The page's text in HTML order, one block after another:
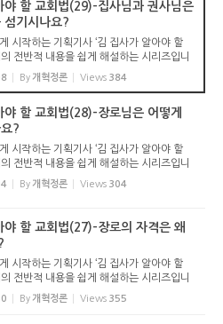
야 할 교회법(29)-집사님과 권사님은
섬기시나요?
시작하는 기획기사 ‘김 집사가 알아야 할
전반적 내용을 쉽게 해설하는 시리즈입니
께 진행하는 시리즈로서 여기에 싣는 것은
받았습니다. 글 내용은 기독교보에 실린
By 개혁정론 Views 384
야 할 교회법(28)-장로님은 어떻게
?
시작하는 기획기사 ‘김 집사가 알아야 할
전반적 내용을 쉽게 해설하는 시리즈입니
께 진행하는 시리즈로서 여기에 싣는 것은
받았습니다. 글 내용은 기독교보에 실린
By 개혁정론 Views 304
야 할 교회법(27)-장로의 자격은 왜
시작하는 기획기사 ‘김 집사가 알아야 할
전반적 내용을 쉽게 해설하는 시리즈입니
께 진행하는 시리즈로서 여기에 싣는 것은
받았습니다. 글 내용은 기독교보에 실린
By 개혁정론 Views 355